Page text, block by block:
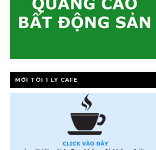
MỜI TÔI 1 LY CAFE